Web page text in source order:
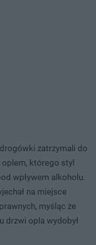
zatrzymali do
którego styl
wpływem alkoholu.
na miejsce
myśląc że
drzwi opla wydobył